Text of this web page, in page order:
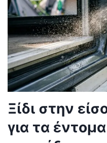
Ξίδι στην
για τα